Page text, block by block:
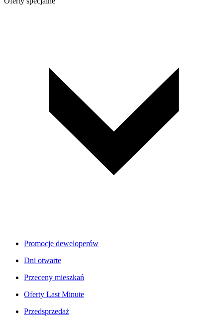
Promocje deweloperów
Dni otwarte
Przeceny mieszkań
Oferty Last Minute
Przedsprzedaż